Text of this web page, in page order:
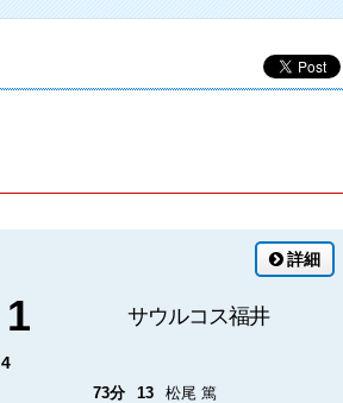
詳細
1 サウルコス福井
4
73分 13 松尾 篤